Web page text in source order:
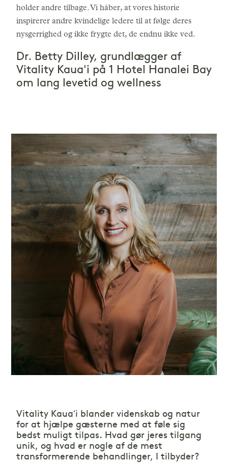
holder andre tilbage. Vi håber, at vores historie
inspirerer andre kvindelige ledere til at følge deres
nysgerrighed og ikke frygte det, de endnu ikke ved.
Dr. Betty Dilley, grundlægger af
Vitality Kaua'i på 1 Hotel Hanalei Bay
om lang levetid og wellness
Vitality Kauaʻi blander videnskab og natur
for at hjælpe gæsterne med at føle sig
bedst muligt tilpas. Hvad gør jeres tilgang
unik, og hvad er nogle af de mest
transformerende behandlinger, I tilbyder?